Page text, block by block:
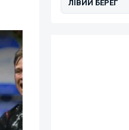
ЛІВИЙ БЕРЕГ